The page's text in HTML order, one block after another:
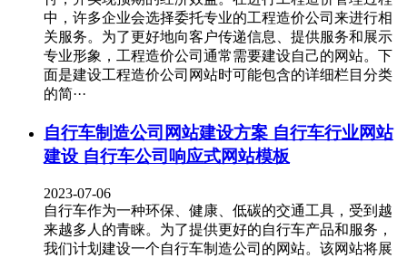
中，许多企业会选择委托专业的工程造价公司来进行相
关服务。为了更好地向客户传递信息、提供服务和展示
专业形象，工程造价公司通常需要建设自己的网站。下
面是建设工程造价公司网站时可能包含的详细栏目分类
的简···
自行车制造公司网站建设方案 自行车行业网站
建设 自行车公司响应式网站模板
2023-07-06
自行车作为一种环保、健康、低碳的交通工具，受到越
来越多人的青睐。为了提供更好的自行车产品和服务，
我们计划建设一个自行车制造公司的网站。该网站将展